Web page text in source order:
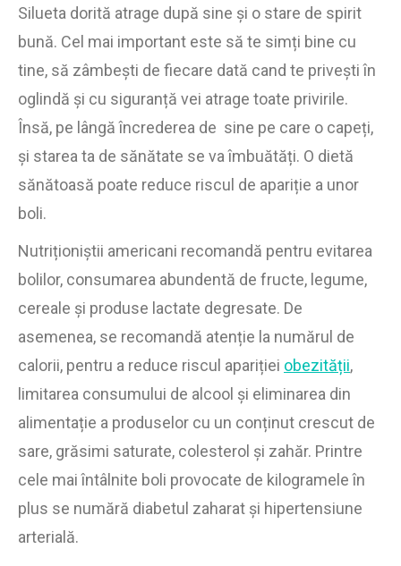
Silueta dorită atrage după sine și o stare de spirit
bună. Cel mai important este să te simți bine cu
tine, să zâmbești de fiecare dată cand te privești în
oglindă și cu siguranță vei atrage toate privirile.
Însă, pe lângă încrederea de sine pe care o capeți,
și starea ta de sănătate se va îmbuătăți. O dietă
sănătoasă poate reduce riscul de apariție a unor
boli.
Nutriționiștii americani recomandă pentru evitarea
bolilor, consumarea abundentă de fructe, legume,
cereale și produse lactate degresate. De
asemenea, se recomandă atenție la numărul de
calorii, pentru a reduce riscul apariției obezității,
limitarea consumului de alcool și eliminarea din
alimentație a produselor cu un conținut crescut de
sare, grăsimi saturate, colesterol și zahăr. Printre
cele mai întâlnite boli provocate de kilogramele în
plus se numără diabetul zaharat și hipertensiune
arterială.